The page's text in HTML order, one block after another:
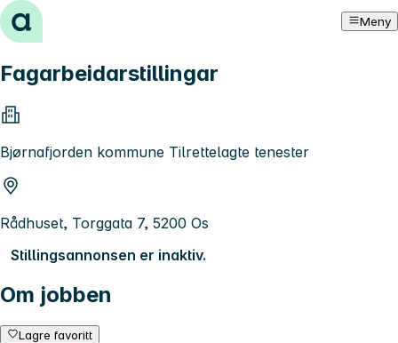
Hopp til innhold Meny
Fagarbeidarstillingar
Bjørnafjorden kommune Tilrettelagte tenester
Rådhuset, Torggata 7, 5200 Os
Stillingsannonsen er inaktiv.
Om jobben
Lagre favoritt